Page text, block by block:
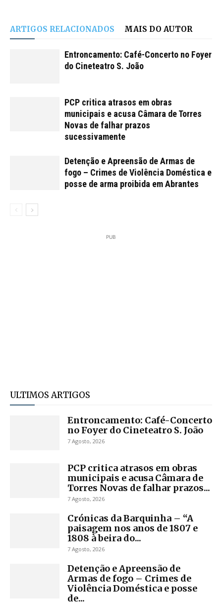
ARTIGOS RELACIONADOS MAIS DO AUTOR
Entroncamento: Café-Concerto no Foyer
do Cineteatro S. João
PCP critica atrasos em obras
municipais e acusa Câmara de Torres
Novas de falhar prazos
sucessivamente
Detenção e Apreensão de Armas de
fogo – Crimes de Violência Doméstica e
posse de arma proibida em Abrantes
PUB
ULTIMOS ARTIGOS
Entroncamento: Café-Concerto
no Foyer do Cineteatro S. João
7 Agosto, 2026
PCP critica atrasos em obras
municipais e acusa Câmara de
Torres Novas de falhar prazos...
7 Agosto, 2026
Crónicas da Barquinha – “A
paisagem nos anos de 1807 e
1808 à beira do...
7 Agosto, 2026
Detenção e Apreensão de
Armas de fogo – Crimes de
Violência Doméstica e posse
de...